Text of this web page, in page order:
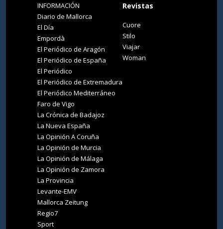
INFORMACIÓN
Diario de Mallorca
El Día
Empordà
El Periódico de Aragón
El Periódico de España
El Periódico
El Periódico de Extremadura
El Periódico Mediterráneo
Faro de Vigo
La Crónica de Badajoz
La Nueva España
La Opinión A Coruña
La Opinión de Murcia
La Opinión de Málaga
La Opinión de Zamora
La Provincia
Levante-EMV
Mallorca Zeitung
Regio7
Sport
Revistas
Cuore
Stilo
Viajar
Woman